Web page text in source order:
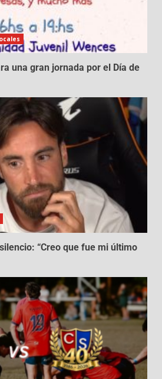
una gran jornada por el Día de
“Creo que fue mi último